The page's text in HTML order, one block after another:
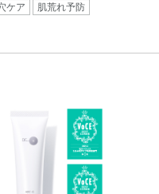
ケア 肌荒れ予防